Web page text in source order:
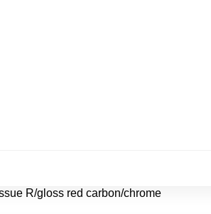
R/gloss red carbon/chrome